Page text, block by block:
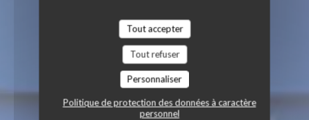
Tout accepter
Tout refuser
Personnaliser
Politique de protection des données à caractère
personnel